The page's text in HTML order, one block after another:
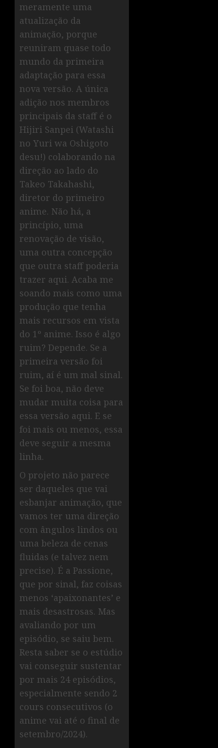
meramente uma
atualização da
animação, porque
reuniram quase todo
mundo da primeira
adaptação para essa
nova versão. A única
adição nos membros
principais da staff é o
Hijiri Sanpei (Watashi
no Yuri wa Oshigoto
desu!) colaborando na
direção ao lado do
Takeo Takahashi,
diretor do primeiro
anime. Não há, a
princípio, uma
renovação de visão,
uma outra concepção
que outra staff poderia
trazer aqui. Acaba me
soando mais como uma
produção que tenha
mais recursos em vista
do 1º anime. Isso é algo
ruim? Depende. Se a
primeira versão foi
ruim, aí é um mal sinal.
Se foi boa, não deve
mudar muita coisa para
essa versão aqui. E se
foi mais ou menos, essa
deve seguir a mesma
linha.
O projeto não parece
ser daqueles que vai
esbanjar animação, que
vamos ter uma direção
com ângulos lindos ou
uma beleza de cenas
fluidas (e talvez nem
precise). É a Passione,
que por sinal, faz coisas
menos ‘apaixonantes’ e
mais desastrosas. Mas
avaliando por um
episódio, se saiu bem.
Resta saber se o estúdio
vai conseguir sustentar
por mais 24 episódios,
especialmente sendo 2
cours consecutivos (o
anime vai até o final de
setembro/2024).